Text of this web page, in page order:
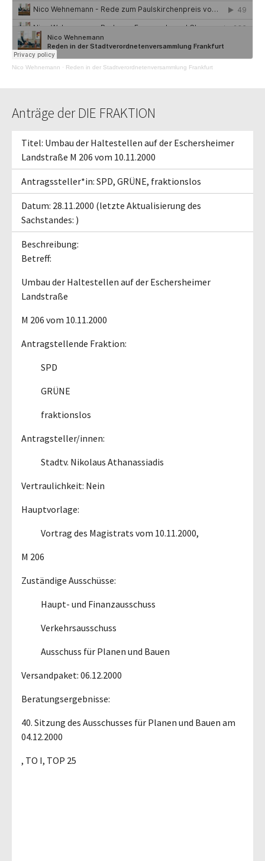
Nico Wehnemann · Reden in der Stadtverordnetenversammlung Frankfurt
Anträge der DIE FRAKTION
Titel: Umbau der Haltestellen auf der Eschersheimer
Landstraße M 206 vom 10.11.2000
Antragssteller*in: SPD, GRÜNE, fraktionslos
Datum: 28.11.2000 (letzte Aktualisierung des
Sachstandes: )
Beschreibung:
Betreff:
Umbau der Haltestellen auf der Eschersheimer
Landstraße
M 206 vom 10.11.2000
Antragstellende Fraktion:
SPD
GRÜNE
fraktionslos
Antragsteller/innen:
Stadtv. Nikolaus Athanassiadis
Vertraulichkeit: Nein
Hauptvorlage:
Vortrag des Magistrats vom 10.11.2000,
M 206
Zuständige Ausschüsse:
Haupt- und Finanzausschuss
Verkehrsausschuss
Ausschuss für Planen und Bauen
Versandpaket: 06.12.2000
Beratungsergebnisse:
40. Sitzung des Ausschusses für Planen und Bauen am
04.12.2000
, TO I, TOP 25